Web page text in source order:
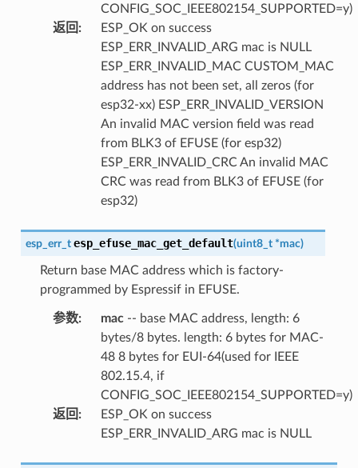
CONFIG_SOC_IEEE802154_SUPPORTED=y)
返回 :
ESP_OK on success
ESP_ERR_INVALID_ARG mac is NULL
ESP_ERR_INVALID_MAC CUSTOM_MAC
address has not been set, all zeros (for
esp32-xx) ESP_ERR_INVALID_VERSION
An invalid MAC version field was read
from BLK3 of EFUSE (for esp32)
ESP_ERR_INVALID_CRC An invalid MAC
CRC was read from BLK3 of EFUSE (for
esp32)
esp_err_t esp_efuse_mac_get_default(uint8_t *mac)
Return base MAC address which is factory-
programmed by Espressif in EFUSE.
参数: mac-- base MAC address, length: 6
bytes/8 bytes. length: 6 bytes for MAC-
48 8 bytes for EUI-64(used for IEEE
802.15.4, if
CONFIG_SOC_IEEE802154_SUPPORTED=y)
返回 :
ESP_OK on success
ESP_ERR_INVALID_ARG mac is NULL